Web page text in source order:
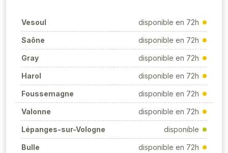
Vesoul disponible en 72h
Saône disponible en 72h
Gray disponible en 72h
Harol disponible en 72h
Foussemagne disponible en 72h
Valonne disponible en 72h
Lépanges-sur-Vologne disponible
Bulle disponible en 72h